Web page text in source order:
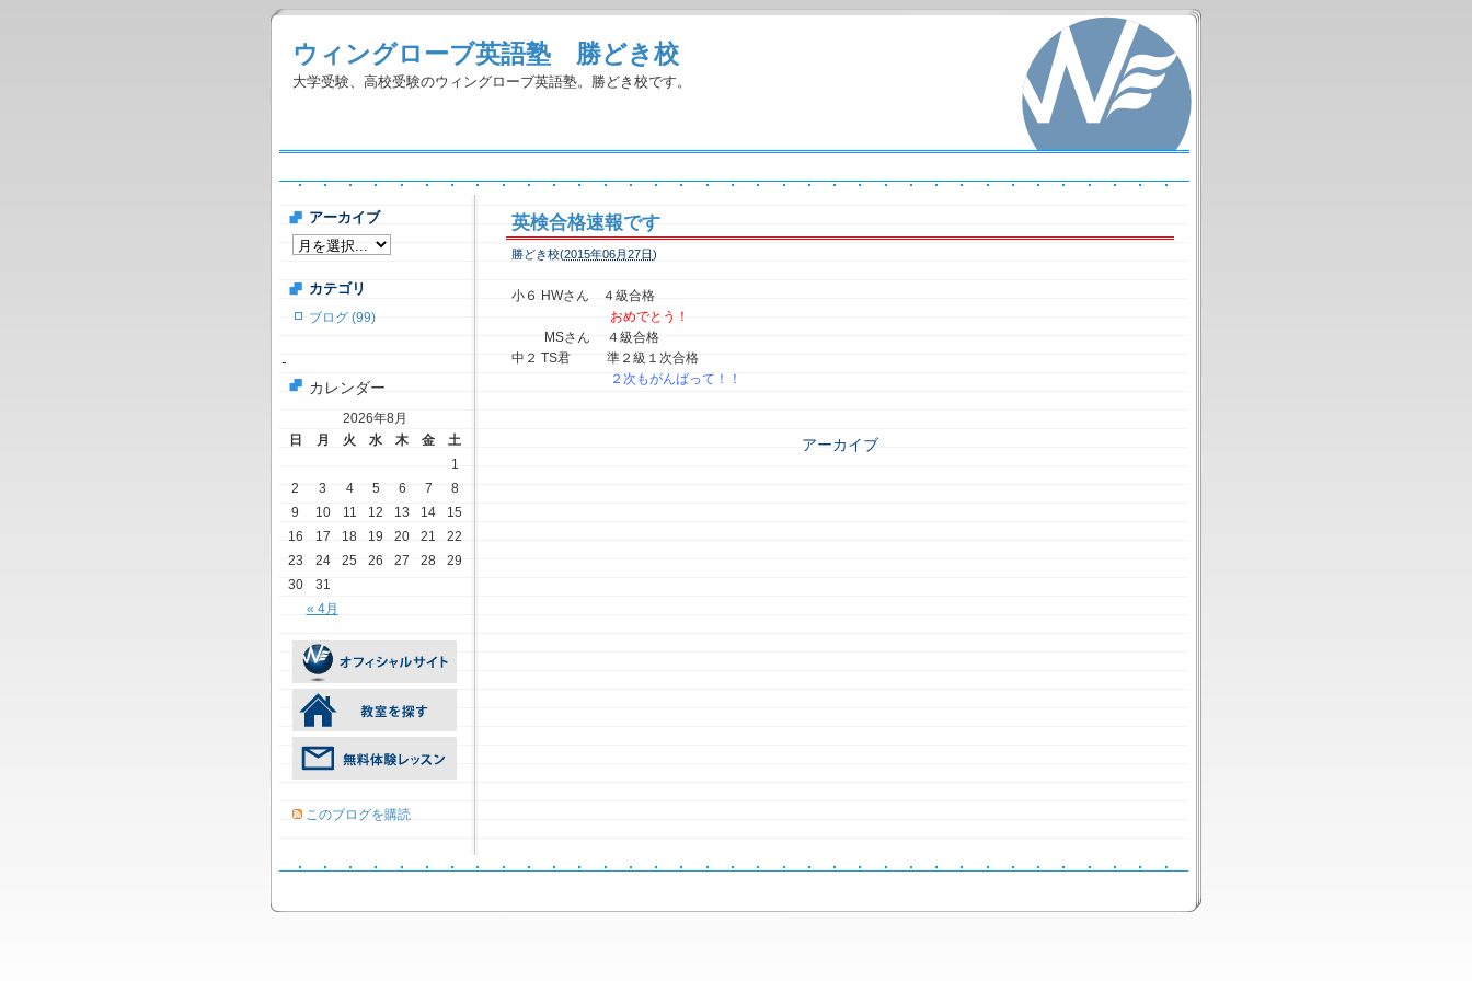
ウィングローブ英語塾 勝どき校
大学受験、高校受験のウィングローブ英語塾。勝どき校です。
英検合格速報です
勝どき校(2015年06月27日)
小６ HWさん ４級合格
おめでとう！
MSさん ４級合格
中２ TS君 準２級１次合格
２次もがんばって！！
アーカイブ
アーカイブ
カテゴリ
ブログ (99)
-
カレンダー
2026年8月
日
月 火 水 木 金 土
« 4月
1
2
3 4 5 6 7
8
9
10 11 12 13 14
15
16
17 18 19 20 21
22
23
24 25 26 27 28
29
30
31
このブログを購読